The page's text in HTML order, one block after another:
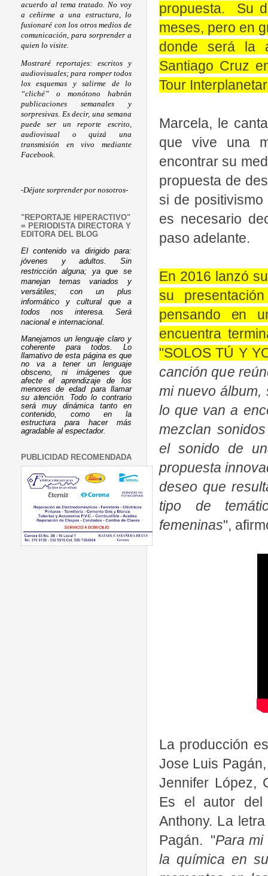
propuesta. Su
meses, pero en
donde será la
Santiago Cruz
Tour
Marcela, le
que vive una
encontrar su
propuesta de
si de
es necesario
paso adelante.
En 2016 lanzó
su
pensando en
encuentra
"SOLOS TÚ Y
canción que
mi nuevo
lo que van a
mezclan
el sonido de
propuesta
deseo que
tipo de
femeninas",
La producción
Jose Luis
Jennifer López,
Es el autor del
Anthony. La
Pagán. "Para mi
la química en
acuerdo al tema tratado. No voy
a ceñirme a una estructura, lo
fusionaré con los otros medios de
comunicación, para sorprender a
quien lo visite.
Mostraré reportajes: escritos y
audiovisuales; para romper todos
los esquemas y salirme de lo
“cliché” o monótono habrán
publicaciones semanales y
sorpresivas. Es decir, una semana
puede ser un reporte escrito,
audiovisual o quizá una
transmisión en vivo mediante
Facebook.
-Déjate sorprender por nosotros-
"REPORTAJE HIPERACTIVO"
= PERIODISTA DIRECTORA Y
EDITORA DEL BLOG
El contenido va dirigido para:
jóvenes y adultos. Sin
restricción alguna; ya que se
manejan temas variados y
versátiles; con un plus
informático y cultural que a
todos nos interesa. Será
nacional e internacional.
Manejamos un lenguaje claro y
coherente para todos. Lo
llamativo de esta página es que
no va a tener un lenguaje
obsceno, ni imágenes que
afecte el aprendizaje de los
menores de edad para llamar
su atención. Todo lo contrario
será muy dinámica tanto en
contenido, como en la
estructura para hacer más
agradable al espectador.
PUBLICIDAD RECOMENDADA